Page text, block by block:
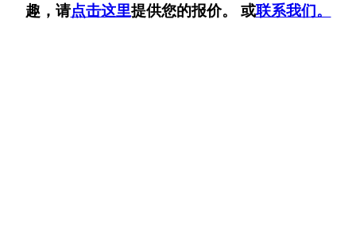
趣，请点击这里提供您的报价。 或联系我们。